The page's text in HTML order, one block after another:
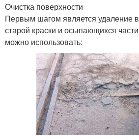
Очистка поверхности
Первым шагом является удаление
старой краски и осыпающихся
можно использовать: